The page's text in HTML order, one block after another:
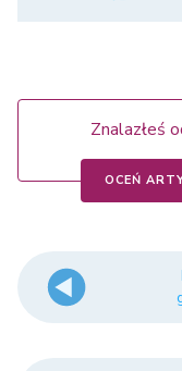
Znalazłeś
OCEŃ